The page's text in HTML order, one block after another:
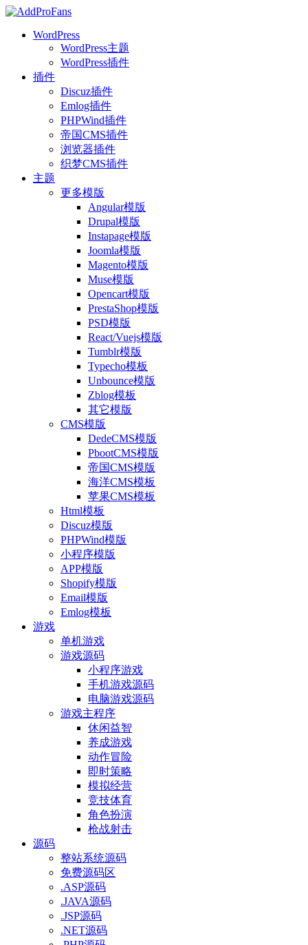
WordPress
WordPress主题
WordPress插件
插件
Discuz插件
Emlog插件
PHPWind插件
帝国CMS插件
浏览器插件
织梦CMS插件
主题
更多模版
Angular模版
Drupal模版
Instapage模版
Joomla模版
Magento模版
Muse模版
Opencart模版
PrestaShop模版
PSD模版
React/Vuejs模版
Tumblr模版
Typecho模板
Unbounce模版
Zblog模板
其它模版
CMS模版
DedeCMS模版
PbootCMS模版
帝国CMS模版
海洋CMS模板
苹果CMS模板
Html模板
Discuz模版
PHPWind模版
小程序模版
APP模版
Shopify模版
Email模版
Emlog模板
游戏
单机游戏
游戏源码
小程序游戏
手机游戏源码
电脑游戏源码
游戏主程序
休闲益智
养成游戏
动作冒险
即时策略
模拟经营
竞技体育
角色扮演
枪战射击
源码
整站系统源码
免费源码区
.ASP源码
.JAVA源码
.JSP源码
.NET源码